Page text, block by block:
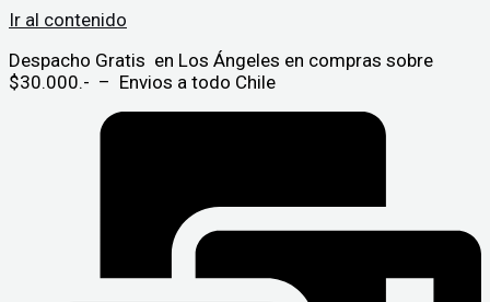
Ir al contenido
Despacho Gratis en Los Ángeles en compras sobre
$30.000.- – Envios a todo Chile